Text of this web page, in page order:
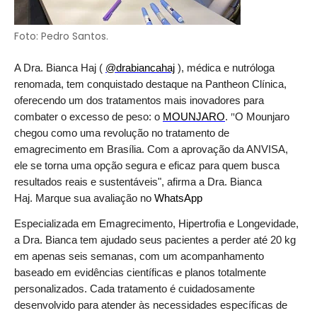
Foto: Pedro Santos.
A Dra. Bianca Haj ( @drabiancahaj ), médica e nutróloga
renomada, tem conquistado destaque na Pantheon Cl ínica,
oferecendo um dos tratamentos mais inovadores para
combater o excesso de peso: o MOUNJARO. "O Mounjaro
chegou como uma revolução no tratamento de
emagrecimento em Brasí lia. Com a aprovação da ANVISA,
ele se torna uma opção segura e eficaz para quem busca
resultados reais e sustentáveis", afirma a Dra. Bianca
Haj. Marque sua avaliação no WhatsApp
Especializada em Emagrecimento, Hipertrofia e Longevidade,
a Dra. Bianca tem ajudado seus pacientes a perder até 20 kg
em apenas seis semanas, com um acompanhamento
baseado em evidências científicas e planos totalmente
personalizados. Cada tratamento é cuidadosamente
desenvolvido para atender às necessidades específicas de